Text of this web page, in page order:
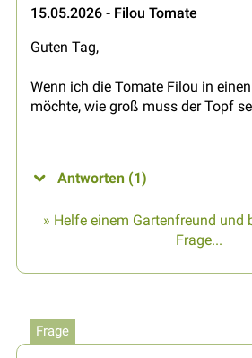
15.05.2026 - Filou Tomate
Guten Tag,
Wenn ich die Tomate Filou in
möchte, wie groß muss der Topf
Antworten (1)
» Helfe einem Gartenfreund und
Frage...
Frage